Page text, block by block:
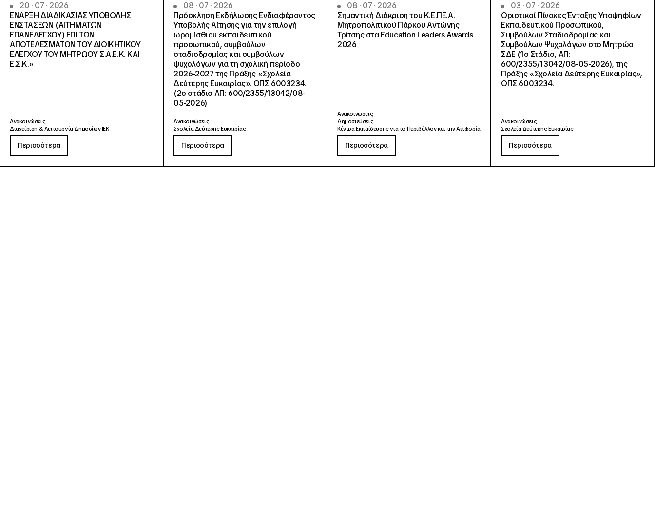
20 · 07 · 2026
ΕΝΑΡΞΗ ΔΙΑΔΙΚΑΣΙΑΣ ΥΠΟΒΟΛΗΣ
ΕΝΣΤΑΣΕΩΝ (ΑΙΤΗΜΑΤΩΝ
ΕΠΑΝΕΛΕΓΧΟΥ) ΕΠΙ ΤΩΝ
ΑΠΟΤΕΛΕΣΜΑΤΩΝ ΤΟΥ ΔΙΟΙΚΗΤΙΚΟΥ
ΕΛΕΓΧΟΥ ΤΟΥ ΜΗΤΡΩΟΥ Σ.Α.Ε.Κ. ΚΑΙ
Ε.Σ.Κ.»
Ανακοινώσεις
Διαχείριση & Λειτουργία Δημοσίων ΙΕΚ
Περισσότερα
08 · 07 · 2026
Πρόσκληση Εκδήλωσης Ενδιαφέροντος
Υποβολής Αίτησης για την επιλογή
ωρομίσθιου εκπαιδευτικού
προσωπικού, συμβούλων
σταδιοδρομίας και συμβούλων
ψυχολόγων για τη σχολική περίοδο
2026-2027 της Πράξης «Σχολεία
Δεύτερης Ευκαιρίας», ΟΠΣ 6003234.
(2ο στάδιο ΑΠ: 600/2355/13042/08-
05-2026)
Ανακοινώσεις
Σχολεία Δεύτερης Ευκαιρίας
Περισσότερα
08 · 07 · 2026
Σημαντική Διάκριση του Κ.Ε.ΠΕ.Α.
Μητροπολιτικού Πάρκου Αντώνης
Τρίτσης στα Education Leaders Awards
2026
Ανακοινώσεις
Δημοσιεύσεις
Κέντρα Εκπαίδευσης για το Περιβάλλον και την Αειφορία
Περισσότερα
03 · 07 · 2026
Οριστικοί Πίνακες Ένταξης Υποψηφίων
Εκπαιδευτικού Προσωπικού,
Συμβούλων Σταδιοδρομίας και
Συμβούλων Ψυχολόγων στο Μητρώο
ΣΔΕ (1ο Στάδιο, ΑΠ:
600/2355/13042/08-05-2026), της
Πράξης «Σχολεία Δεύτερης Ευκαιρίας»,
ΟΠΣ 6003234.
Ανακοινώσεις
Σχολεία Δεύτερης Ευκαιρίας
Περισσότερα